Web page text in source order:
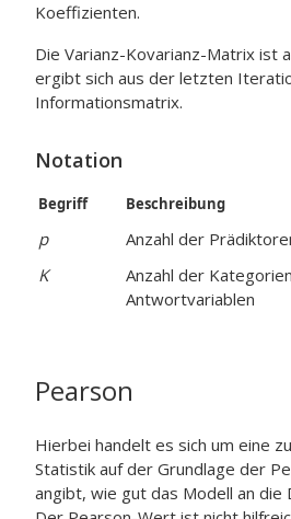
Koeffizienten.
Die Varianz-Kovarianz-Matrix ist
ergibt sich aus der letzten
Informationsmatrix.
Notation
Begriff Beschreibung
p
Anzahl der
K
Anzahl der
Antwortvariablen
Pearson
Hierbei handelt es sich um eine
Statistik auf der Grundlage der
angibt, wie gut das Modell an die